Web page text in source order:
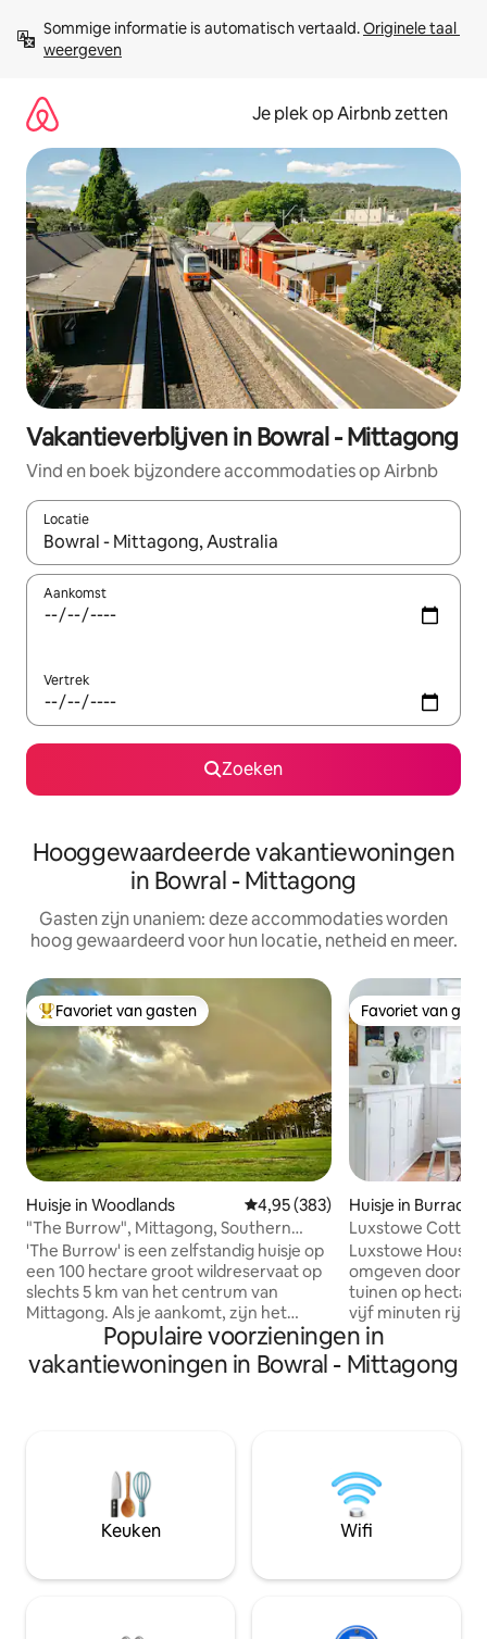
direct
naar
Sommige informatie is automatisch vertaald. Originele taal
weergeven
Je plek op Airbnb zetten
Vakantieverblijven in Bowral - Mittagong
Vind en boek bijzondere accommodaties op Airbnb
Locatie
Wanneer er resultaten beschikbaar zijn, maak je een keuze
Aankomst
Vertrek
Zoeken
Hooggewaardeerde vakantiewoningen
in Bowral - Mittagong
Gasten zijn unaniem: deze accommodaties worden
hoog gewaardeerd voor hun locatie, netheid en meer.
Topfavoriet van gasten
Favoriet van gasten
Huisje in Woodlands Gemiddelde beoordeling van
4,95 (383)
"The Burrow", Mittagong, Southern
Highlands, NSW
'The Burrow' is een zelfstandig huisje op
een 100 hectare groot wildreservaat op
slechts 5 km van het centrum van
Mittagong. Als je aankomt, zijn het
alleen jij en een paar honderd
kangoeroes en een wombat of twee.
Wij nodigen je uit om in je eigen tempo
Nieuw-Zuid-Wales. Het is eigenzinnig en
toch heel comfortabel. Met natuur en
wilde dieren rondom willen we dat je het
gevoel hebt dat je 1000 mijl van overal
Favoriet van
Favoriet van
Huisje in Burradoo
Luxstowe
Luxstowe House
omgeven door
tuinen op
vijf minuten
met prachtige
overvloed aan
dat je nooit meer
boomkwekerij.
Sydney, het zal u
wereld, zodat u
opladen op uw
Populaire voorzieningen in
vakantiewoningen in Bowral - Mittagong
Keuken Wifi